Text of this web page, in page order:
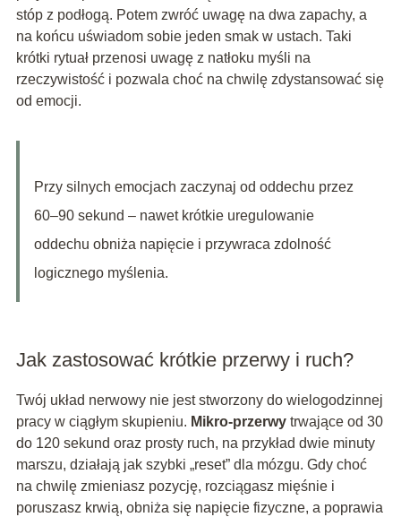
stóp z podłogą. Potem zwróć uwagę na dwa zapachy, a
na końcu uświadom sobie jeden smak w ustach. Taki
krótki rytuał przenosi uwagę z natłoku myśli na
rzeczywistość i pozwala choć na chwilę zdystansować się
od emocji.
Przy silnych emocjach zaczynaj od oddechu przez
60–90 sekund – nawet krótkie uregulowanie
oddechu obniża napięcie i przywraca zdolność
logicznego myślenia.
Jak zastosować krótkie przerwy i ruch?
Twój układ nerwowy nie jest stworzony do wielogodzinnej
pracy w ciągłym skupieniu. Mikro-przerwytrwające od 30
do 120 sekund oraz prosty ruch, na przykład dwie minuty
marszu, działają jak szybki „reset” dla mózgu. Gdy choć
na chwilę zmieniasz pozycję, rozciągasz mięśnie i
poruszasz krwią, obniża się napięcie fizyczne, a poprawia